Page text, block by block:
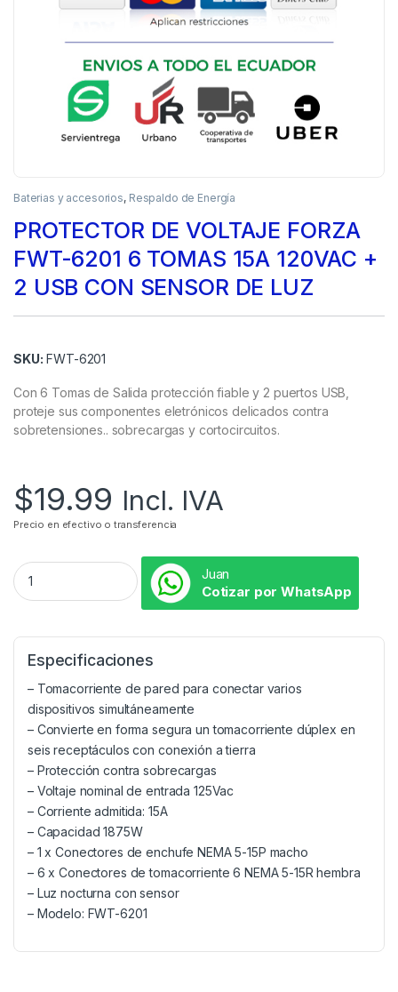
Baterias y accesorios, Respaldo de Energía
PROTECTOR DE VOLTAJE FORZA
FWT-6201 6 TOMAS 15A 120VAC +
2 USB CON SENSOR DE LUZ
SKU: FWT-6201
Con 6 Tomas de Salida protección fiable y 2 puertos USB,
proteje sus componentes eletrónicos delicados contra
sobretensiones.. sobrecargas y cortocircuitos.
$19.99 Incl. IVA
Precio en efectivo o transferencia
Juan
Cotizar por WhatsApp
Especificaciones
– Tomacorriente de pared para conectar varios
dispositivos simultáneamente
– Convierte en forma segura un tomacorriente dúplex en
seis receptáculos con conexión a tierra
– Protección contra sobrecargas
– Voltaje nominal de entrada 125Vac
– Corriente admitida: 15A
– Capacidad 1875W
– 1 x Conectores de enchufe NEMA 5-15P macho
– 6 x Conectores de tomacorriente 6 NEMA 5-15R hembra
– Luz nocturna con sensor
– Modelo: FWT-6201